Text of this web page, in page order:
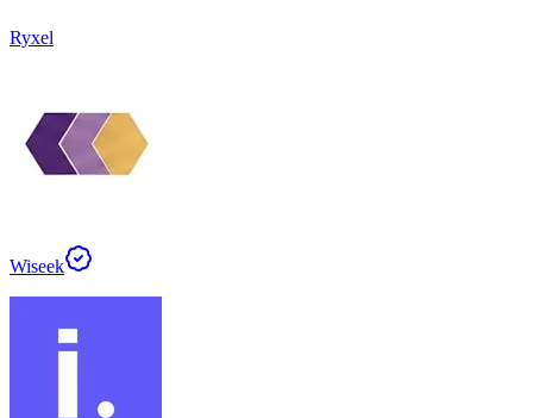
Ryxel
Wiseek